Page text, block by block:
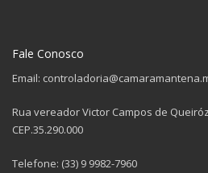
Fale Conosco
Email:
Rua vereador Victor Campos de
CEP.35.290.000
Telefone: (33) 9 9982-7960